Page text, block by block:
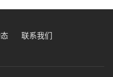
联系我们